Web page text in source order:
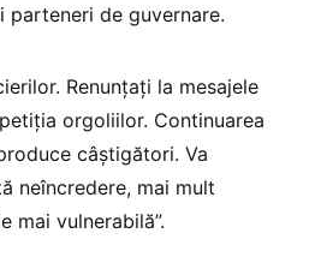
de guvernare.
Renunțați la mesajele
orgoliilor. Continuarea
câștigători. Va
neîncredere, mai mult
mai vulnerabilă”.